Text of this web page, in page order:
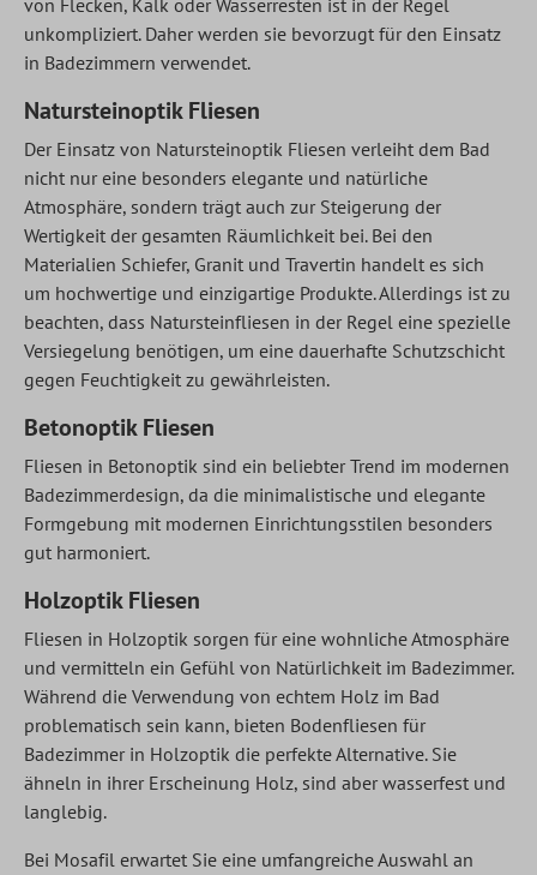
von Flecken, Kalk oder Wasserresten ist in der Regel
unkompliziert. Daher werden sie bevorzugt für den Einsatz
in Badezimmern verwendet.
Natursteinoptik Fliesen
Der Einsatz von Natursteinoptik Fliesen verleiht dem Bad
nicht nur eine besonders elegante und natürliche
Atmosphäre, sondern trägt auch zur Steigerung der
Wertigkeit der gesamten Räumlichkeit bei. Bei den
Materialien Schiefer, Granit und Travertin handelt es sich
um hochwertige und einzigartige Produkte. Allerdings ist zu
beachten, dass Natursteinfliesen in der Regel eine spezielle
Versiegelung benötigen, um eine dauerhafte Schutzschicht
gegen Feuchtigkeit zu gewährleisten.
Betonoptik Fliesen
Fliesen in Betonoptik sind ein beliebter Trend im modernen
Badezimmerdesign, da die minimalistische und elegante
Formgebung mit modernen Einrichtungsstilen besonders
gut harmoniert.
Holzoptik Fliesen
Fliesen in Holzoptik sorgen für eine wohnliche Atmosphäre
und vermitteln ein Gefühl von Natürlichkeit im Badezimmer.
Während die Verwendung von echtem Holz im Bad
problematisch sein kann, bieten Bodenfliesen für
Badezimmer in Holzoptik die perfekte Alternative. Sie
ähneln in ihrer Erscheinung Holz, sind aber wasserfest und
langlebig.
Bei Mosafil erwartet Sie eine umfangreiche Auswahl an